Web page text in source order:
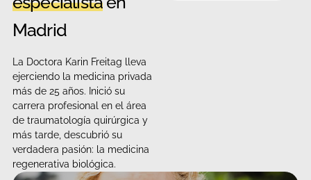
Madrid
La Doctora Karin Freitag lleva
ejerciendo la medicina privada
más de 25 años. Inició su
carrera profesional en el área
de traumatología quirúrgica y
más tarde, descubrió su
verdadera pasión: la medicina
regenerativa biológica.